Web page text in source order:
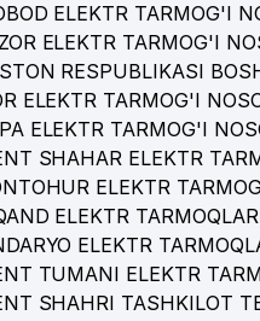
ELEKTR TARMOG'I
ELEKTR TARMOG'I
RESPUBLIKASI
ELEKTR TARMOG'I
ELEKTR TARMOG'I
SHAHAR ELEKTR
ELEKTR
ELEKTR
ELEKTR
TUMANI ELEKTR
SHAHRI TASHKILOT